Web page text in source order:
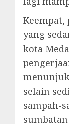
yang
kota
selain
sampah-